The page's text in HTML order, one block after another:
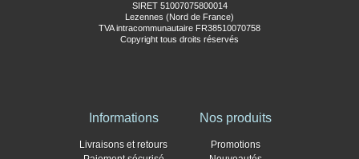
SIRET 51007075800014
Lezennes (Nord de France)
TVA intracommunautaire FR38510070758
Copyright tous droits réservés
Informations
Livraisons et retours
Nos produits
Promotions